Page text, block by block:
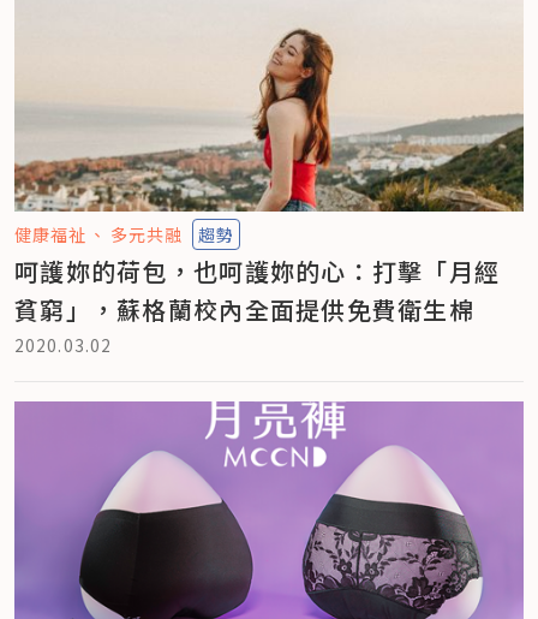
健康福祉 多元共融 趨勢
呵護妳的荷包，也呵護妳的心：打擊「月經
貧窮」，蘇格蘭校內全面提供免費衛生棉
2020.03.02